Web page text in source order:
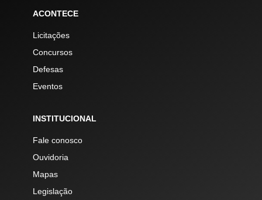
ACONTECE
Licitações
Concursos
Defesas
Eventos
INSTITUCIONAL
Fale conosco
Ouvidoria
Mapas
Legislação